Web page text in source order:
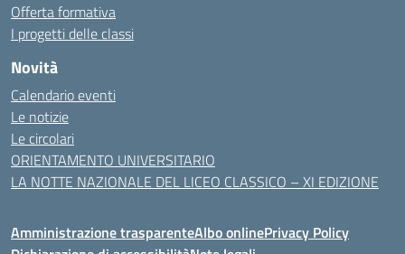
Offerta formativa
I progetti delle classi
Novità
Calendario eventi
Le notizie
Le circolari
ORIENTAMENTO UNIVERSITARIO
LA NOTTE NAZIONALE DEL LICEO CLASSICO – XI EDIZIONE
Amministrazione trasparenteAlbo onlinePrivacy Policy